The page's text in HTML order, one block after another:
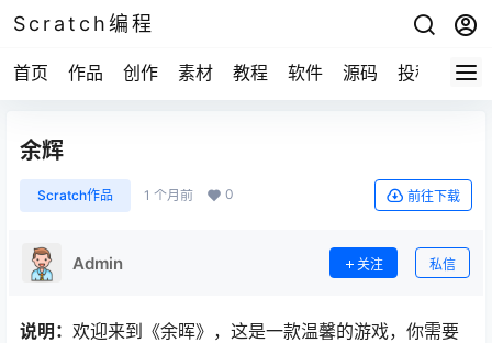
Scratch编程
首页 作品 创作 素材 教程 软件 源码 投稿 关于
余辉
Scratch作品 1 个月前 0 前往下载
Admin 关注 私信
说明： 欢迎来到《余晖》，这是一款温馨的游戏，你需要